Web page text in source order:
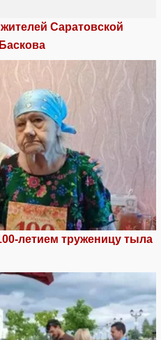
Саратовской
летием труженицу тыла